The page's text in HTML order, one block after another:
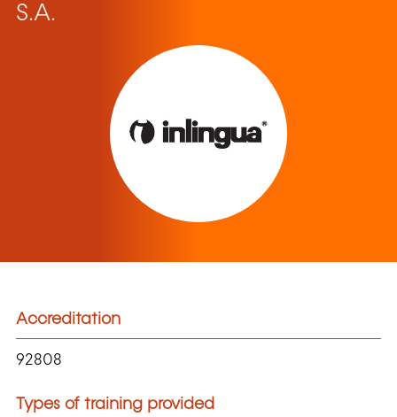
S.A.
Accreditation
92808
Types of training provided